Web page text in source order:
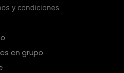
y condiciones
en grupo